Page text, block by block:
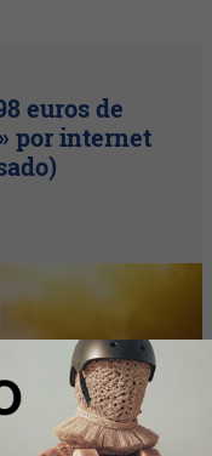
euros de
por internet